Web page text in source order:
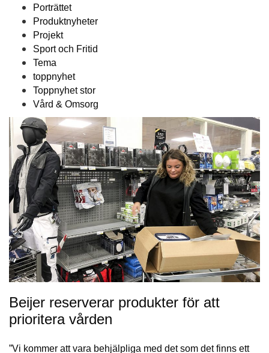
Porträttet
Produktnyheter
Projekt
Sport och Fritid
Tema
toppnyhet
Toppnyhet stor
Vård & Omsorg
Beijer reserverar produkter för att
prioritera vården
”Vi kommer att vara behjälpliga med det som det finns ett